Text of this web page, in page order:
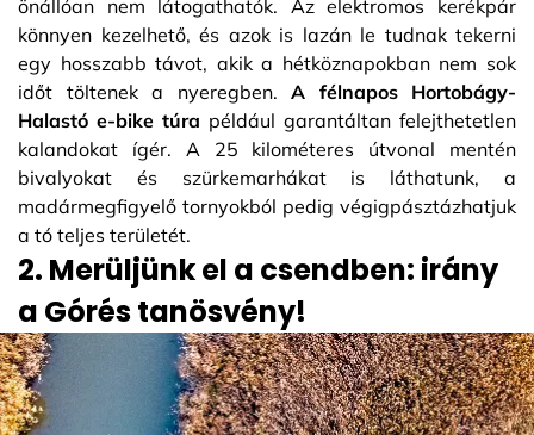
önállóan nem látogathatók. Az elektromos kerékpár
könnyen kezelhető, és azok is lazán le tudnak tekerni
egy hosszabb távot, akik a hétköznapokban nem sok
időt töltenek a nyeregben. A félnapos Hortobágy-
Halastó e-bike túra például garantáltan felejthetetlen
kalandokat ígér. A 25 kilométeres útvonal mentén
bivalyokat és szürkemarhákat is láthatunk, a
madármegfigyelő tornyokból pedig végigpásztázhatjuk
a tó teljes területét.
2. Merüljünk el a csendben: irány
a Górés tanösvény!